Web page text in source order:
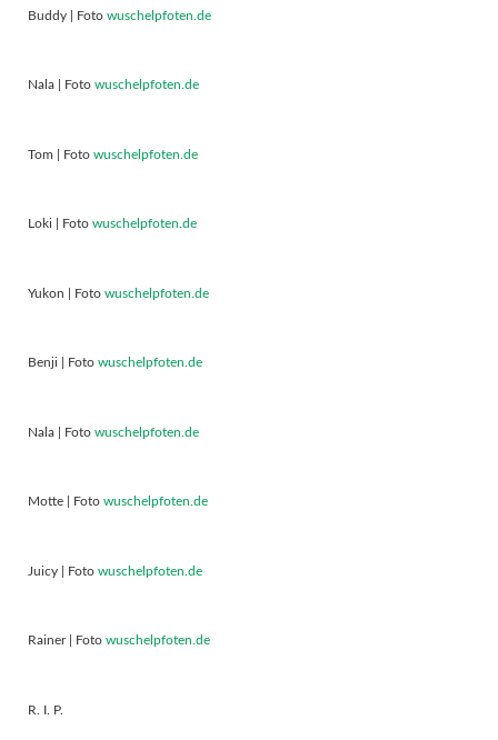
Buddy | Foto wuschelpfoten.de
Nala | Foto wuschelpfoten.de
Tom | Foto wuschelpfoten.de
Loki | Foto wuschelpfoten.de
Yukon | Foto wuschelpfoten.de
Benji | Foto wuschelpfoten.de
Nala | Foto wuschelpfoten.de
Motte | Foto wuschelpfoten.de
Juicy | Foto wuschelpfoten.de
Rainer | Foto wuschelpfoten.de
R. I. P.